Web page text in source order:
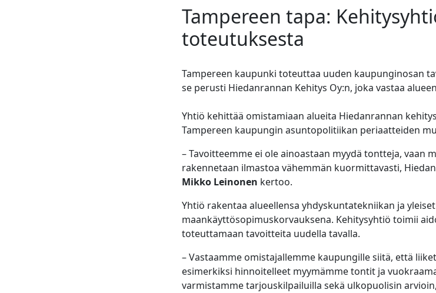
Tampereen tapa:
toteutuksesta
Tampereen kaupunki toteuttaa uuden kaupunginosan
se perusti Hiedanrannan Kehitys Oy:n, joka vastaa
Yhtiö kehittää omistamiaan alueita Hiedanrannan
Tampereen kaupungin asuntopolitiikan periaatteiden
– Tavoitteemme ei ole ainoastaan myydä tontteja, vaan
rakennetaan ilmastoa vähemmän kuormittavasti,
Mikko Leinonen kertoo.
Yhtiö rakentaa alueellensa yhdyskuntatekniikan ja
maankäyttösopimuskorvauksena. Kehitysyhtiö toimii
toteuttamaan tavoitteita uudella tavalla.
– Vastaamme omistajallemme kaupungille siitä, että
esimerkiksi hinnoitelleet myymämme tontit ja
varmistamme tarjouskilpailuilla sekä ulkopuolisin